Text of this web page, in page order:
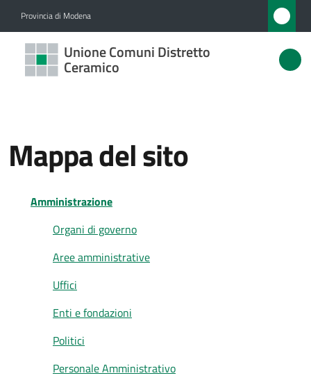
Provincia di Modena
Unione Comuni Distretto
Ceramico
Unione
Comuni
Amministrazione
Novità
Mappa del sito
Amministrazione
Organi di governo
Aree amministrative
Uffici
Enti e fondazioni
Politici
Personale Amministrativo